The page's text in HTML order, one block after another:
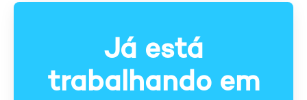
Já está
trabalhando em